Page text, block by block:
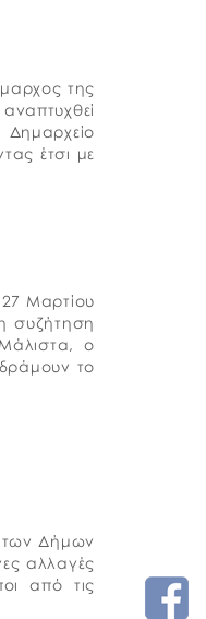
της
έτσι με
Μαρτίου
συζήτηση
ο
το
των Δήμων
αλλαγές
από τις